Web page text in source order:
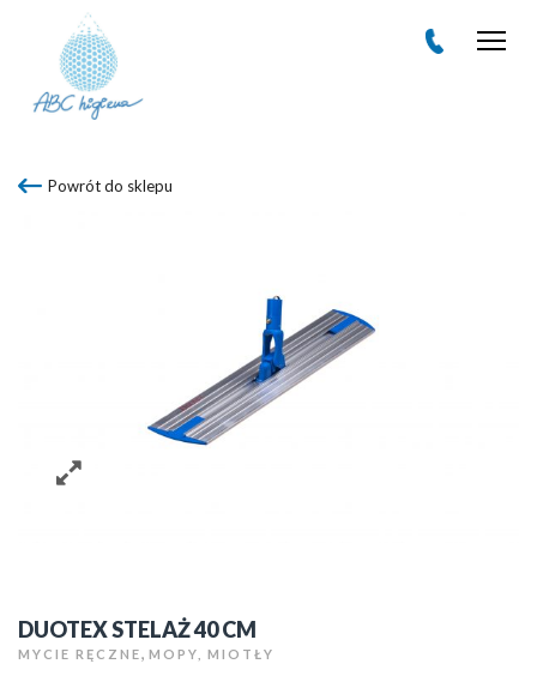
Powrót do sklepu
DUOTEX STELAŻ 40 CM
MYCIE RĘCZNE, MOPY, MIOTŁY